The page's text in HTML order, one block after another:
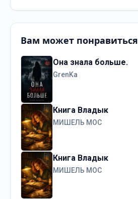
Вам может понравиться
Она знала больше.
GrenKa
Книга Владык
МИШЕЛЬ МОС
Книга Владык
МИШЕЛЬ МОС